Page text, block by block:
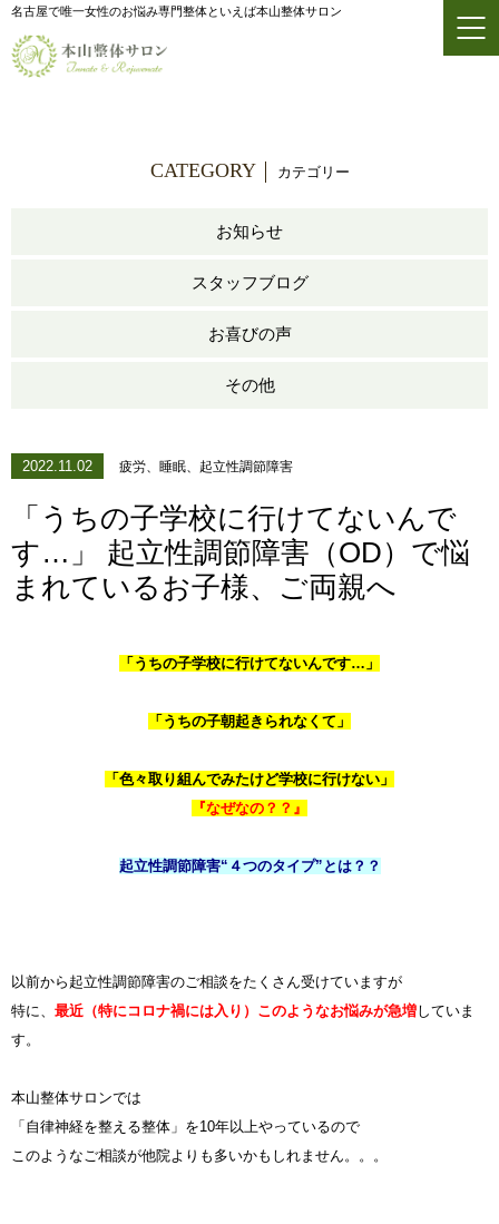
名古屋で唯一女性のお悩み専門整体といえば本山整体サロン
CATEGORY カテゴリー
お知らせ
スタッフブログ
お喜びの声
その他
2022.11.02 疲労、睡眠、起立性調節障害
「うちの子学校に行けてないんで
す…」 起立性調節障害（OD）で悩
まれているお子様、ご両親へ
「うちの子学校に行けてないんです…」
「うちの子朝起きられなくて」
「色々取り組んでみたけど学校に行けない」
『なぜなの？？』
起立性調節障害“４つのタイプ”とは？？
以前から起立性調節障害のご相談をたくさん受けていますが
特に、 最近（特にコロナ禍には入り）このようなお悩みが急増していま
す。
本山整体サロンでは
「自律神経を整える整体」を10年以上やっているので
このようなご相談が他院よりも多いかもしれません。。。